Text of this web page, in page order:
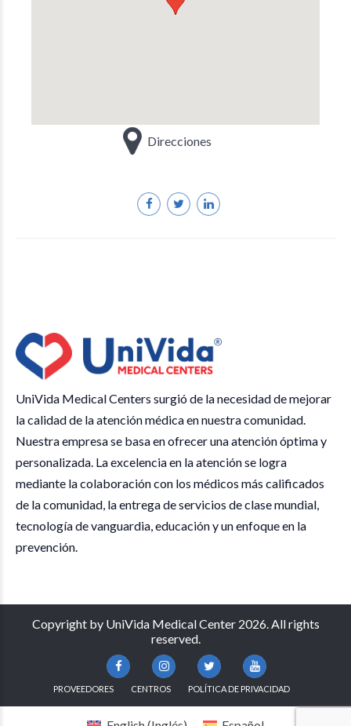
Direcciones
UniVida Medical Centers surgió de la necesidad de mejorar
la calidad de la atención médica en nuestra comunidad.
Nuestra empresa se basa en ofrecer una atención óptima y
personalizada. La excelencia en la atención se logra
mediante la colaboración con los médicos más calificados
de la comunidad, la entrega de servicios de clase mundial,
tecnología de vanguardia, educación y un enfoque en la
prevención.
Copyright by UniVida Medical Center 2026. All rights
reserved.
PROVEEDORES CENTROS POLÍTICA DE PRIVACIDAD